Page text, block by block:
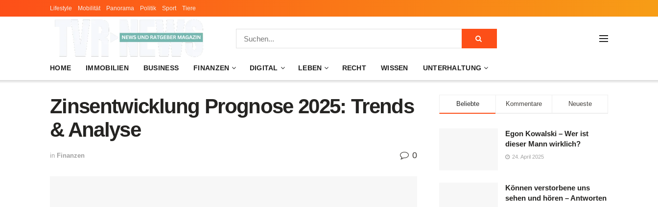
Lifestyle Mobilität Panorama Politik Sport Tiere
HOME IMMOBILIEN BUSINESS FINANZEN DIGITAL LEBEN RECHT WISSEN UNTERHALTUNG
Zinsentwicklung Prognose 2025: Trends
& Analyse
in Finanzen 0
Beliebte Kommentare Neueste
Egon Kowalski – Wer ist
dieser Mann wirklich?
24. April 2025
Können verstorbene uns
sehen und hören – Antworten